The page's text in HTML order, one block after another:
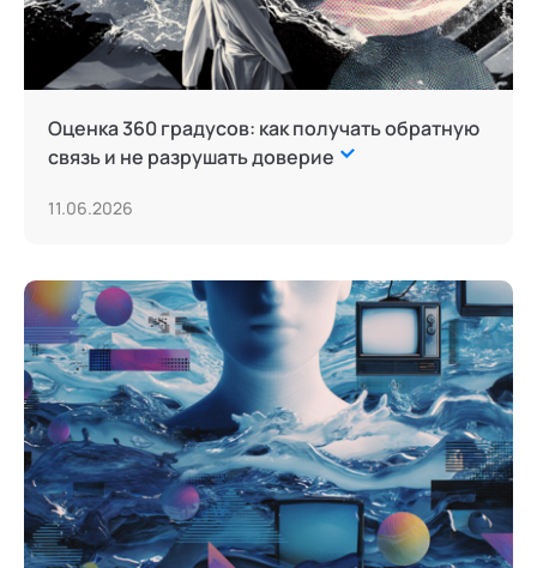
Оценка 360 градусов: как получать обратную
связь и не разрушать доверие
11.06.2026